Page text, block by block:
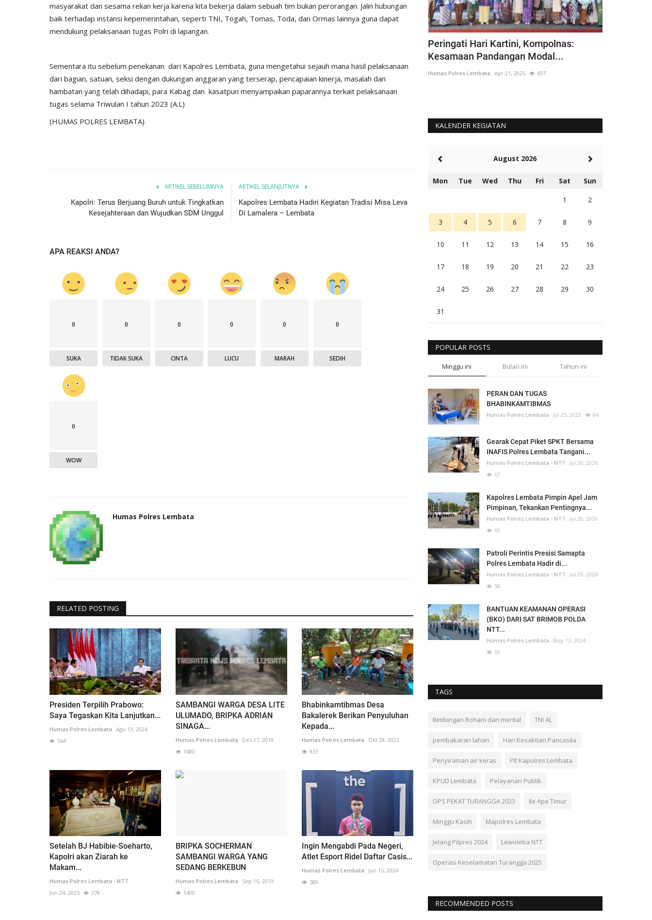
masyarakat dan sesama rekan kerja karena kita bekerja dalam sebuah tim bukan perorangan. Jalin hubungan
baik terhadap instansi kepemerintahan, seperti TNI, Togah, Tomas, Toda, dan Ormas lainnya guna dapat
mendukung pelaksanaan tugas Polri di lapangan.
Sementara itu sebelum penekanan dari Kapolres Lembata, guna mengetahui sejauh mana hasil pelaksanaan
dari bagian, satuan, seksi dengan dukungan anggaran yang terserap, pencapaian kinerja, masalah dan
hambatan yang telah dihadapi, para Kabag dan kasatpun menyampaikan paparannya terkait pelaksanaan
tugas selama Triwulan I tahun 2023 (A.L)
(HUMAS POLRES LEMBATA)
ARTIKEL SEBELUMNYA
Kapolri: Terus Berjuang Buruh untuk Tingkatkan
Kesejahteraan dan Wujudkan SDM Unggul
ARTIKEL SELANJUTNYA
Kapolres Lembata Hadiri Kegiatan Tradisi Misa Leva
Di Lamalera – Lembata
APA REAKSI ANDA?
0
SUKA
0
TIDAK SUKA
0
CINTA
0
LUCU
0
MARAH
0
SEDIH
0
WOW
Humas Polres Lembata
RELATED POSTING
Presiden Terpilih Prabowo:
Saya Tegaskan Kita Lanjutkan...
Humas Polres Lembata Agu 13, 2024
564
SAMBANGI WARGA DESA LITE
ULUMADO, BRIPKA ADRIAN
SINAGA...
Humas Polres Lembata
Des 27, 2019
1480
Bhabinkamtibmas Desa
Bakalerek Berikan Penyuluhan
Kepada...
Humas Polres Lembata
Okt 28, 2022
933
Setelah BJ Habibie-Soeharto,
Kapolri akan Ziarah ke
Makam...
Humas Polres Lembata - NTT
Jun 24, 2025
378
BRIPKA SOCHERMAN
SAMBANGI WARGA YANG
SEDANG BERKEBUN
Humas Polres Lembata
Sep 16, 2019
1400
Ingin Mengabdi Pada Negeri,
Atlet Esport Ridel Daftar Casis...
Humas Polres Lembata
Jun 15, 2024
589
Humas Polres Lembata 942 Humas Polres Lembata 823
Peringati Hari Kartini, Kompolnas:
Kesamaan Pandangan Modal...
Humas Polres Lembata Apr 21, 2025 437
KALENDER KEGIATAN
August 2026
Mon Tue Wed Thu Fri Sat Sun
1 2
3 4 5 6 7 8 9
10 11 12 13 14 15 16
17 18 19 20 21 22 23
24 25 26 27 28 29 30
31
POPULAR POSTS
Minggu ini Bulan ini Tahun ini
PERAN DAN TUGAS
BHABINKAMTIBMAS
Humas Polres Lembata Jul 25, 2023 84
Gearak Cepat Piket SPKT Bersama
INAFIS Polres Lembata Tangani...
Humas Polres Lembata - NTT
Jul 30, 2026
67
Kapolres Lembata Pimpin Apel Jam
Pimpinan, Tekankan Pentingnya...
Humas Polres Lembata - NTT
Jul 20, 2026
63
Patroli Perintis Presisi Samapta
Polres Lembata Hadir di...
Humas Polres Lembata - NTT
Jul 29, 2026
58
BANTUAN KEAMANAN OPERASI
(BKO) DARI SAT BRIMOB POLDA
NTT...
Humas Polres Lembata
Nop 13, 2024
53
TAGS
Bimbingan Rohani dan mental TNI AL
pembakaran lahan Hari Kesaktian Pancasila
Penyiraman air keras Plt Kapolres Lembata
KPUD Lembata Pelayanan Publik
OPS PEKAT TURANGGA 2023 Ile Ape Timur
Minggu Kasih Mapolres Lembata
Jelang Pilpres 2024 Lewoleba NTT
Operasi Keselamatan Turangga 2025
RECOMMENDED POSTS